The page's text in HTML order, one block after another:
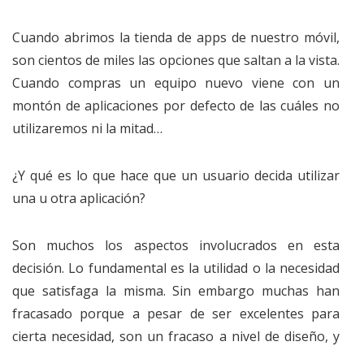
Cuando abrimos la tienda de apps de nuestro móvil,
son cientos de miles las opciones que saltan a la vista.
Cuando compras un equipo nuevo viene con un
montón de aplicaciones por defecto de las cuáles no
utilizaremos ni la mitad…
¿Y qué es lo que hace que un usuario decida utilizar
una u otra aplicación?
Son muchos los aspectos involucrados en esta
decisión. Lo fundamental es la utilidad o la necesidad
que satisfaga la misma. Sin embargo muchas han
fracasado porque a pesar de ser excelentes para
cierta necesidad, son un fracaso a nivel de diseño, y